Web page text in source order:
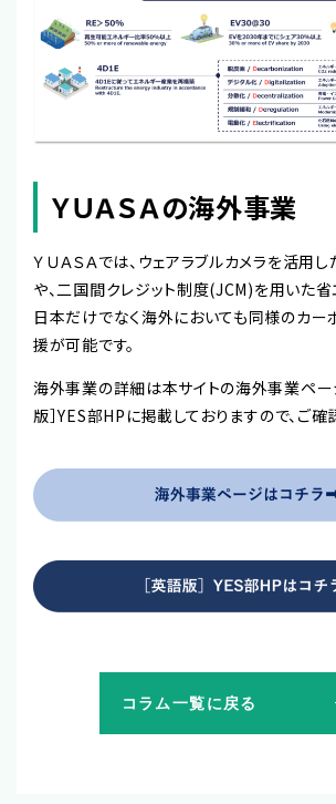
ＹＵＡＳＡの海外事業
ＹＵＡＳＡでは、ウェアラブルカメラを活用
や、二国間クレジット制度(JCM)を用いた
日本だけでなく海外においても同様のカー
援が可能です。
海外事業の詳細は本サイトの海外事業ペー
版］YES部HPに掲載しておりますので、ご確
コラム一覧に戻る